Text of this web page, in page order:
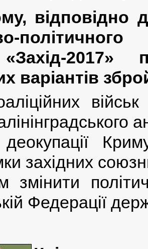
відповідно
політичного
-2017»
варіантів
деокупації
західних
змінити
Федерації